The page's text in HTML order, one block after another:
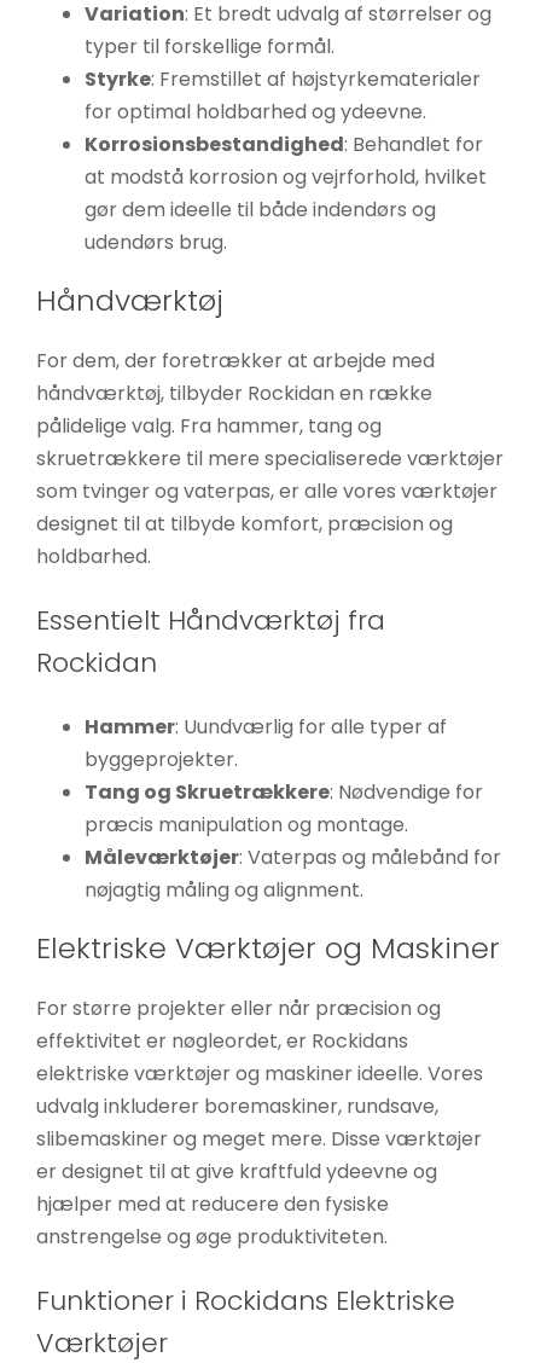
Variation: Et bredt udvalg af størrelser og
typer til forskellige formål.
Styrke: Fremstillet af højstyrkematerialer
for optimal holdbarhed og ydeevne.
Korrosionsbestandighed: Behandlet for
at modstå korrosion og vejrforhold, hvilket
gør dem ideelle til både indendørs og
udendørs brug.
Håndværktøj
For dem, der foretrækker at arbejde med
håndværktøj, tilbyder Rockidan en række
pålidelige valg. Fra hammer, tang og
skruetrækkere til mere specialiserede værktøjer
som tvinger og vaterpas, er alle vores værktøjer
designet til at tilbyde komfort, præcision og
holdbarhed.
Essentielt Håndværktøj fra
Rockidan
Hammer: Uundværlig for alle typer af
byggeprojekter.
Tang og Skruetrækkere: Nødvendige for
præcis manipulation og montage.
Måleværktøjer: Vaterpas og målebånd for
nøjagtig måling og alignment.
Elektriske Værktøjer og Maskiner
For større projekter eller når præcision og
effektivitet er nøgleordet, er Rockidans
elektriske værktøjer og maskiner ideelle. Vores
udvalg inkluderer boremaskiner, rundsave,
slibemaskiner og meget mere. Disse værktøjer
er designet til at give kraftfuld ydeevne og
hjælper med at reducere den fysiske
anstrengelse og øge produktiviteten.
Funktioner i Rockidans Elektriske
Værktøjer